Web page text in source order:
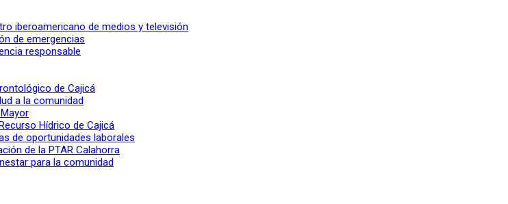
iberoamericano de medios y televisión
de emergencias
responsable
de Cajicá
a la comunidad
Hídrico de Cajicá
de oportunidades laborales
de la PTAR Calahorra
para la comunidad